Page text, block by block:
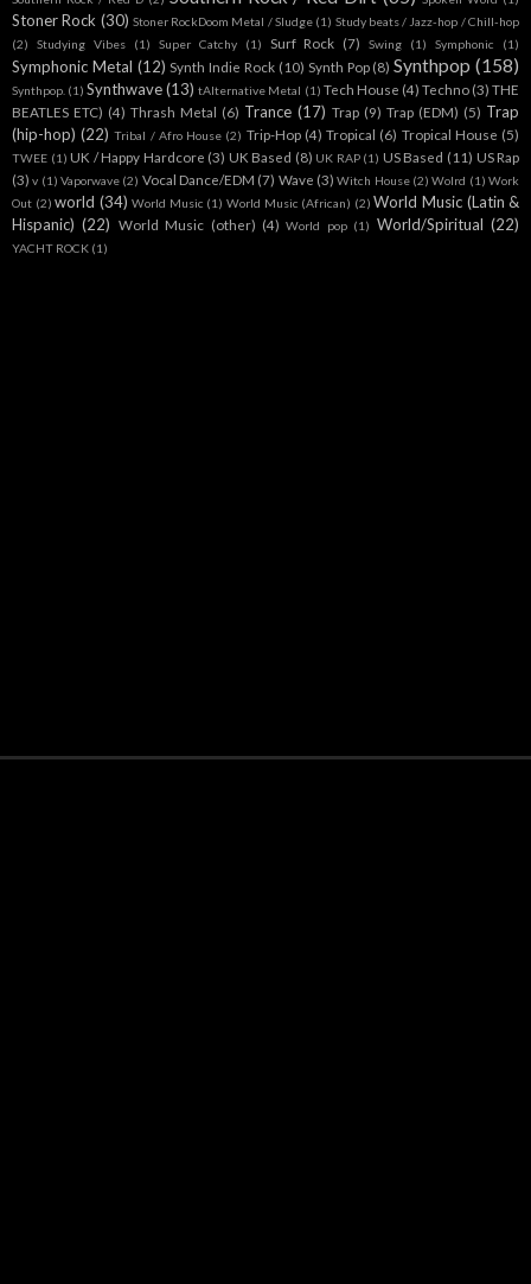
Stoner Rock (30) Stoner RockDoom Metal / Sludge (1) Study beats / Jazz-hop / Chill-hop
(2)
Studying Vibes (1) Super Catchy (1) Surf Rock (7) Swing (1) Symphonic (1)
Symphonic Metal (12) Synth Indie Rock (10) Synth Pop (8) Synthpop (158)
Synthpop. (1) Synthwave (13) tAlternative Metal (1) Tech House (4) Techno (3) THE
BEATLES ETC) (4) Thrash Metal (6) Trance (17) Trap (9) Trap (EDM) (5) Trap
(hip-hop) (22) Tribal / Afro House (2) Trip-Hop (4) Tropical (6) Tropical House (5)
TWEE (1) UK / Happy Hardcore (3) UK Based (8) UK RAP (1) US Based (11) US Rap
(3) v (1) Vaporwave (2) Vocal Dance/EDM (7) Wave (3) Witch House (2) Wolrd (1) Work
Out (2) world (34) World Music (1) World Music (African) (2) World Music (Latin &
Hispanic) (22) World Music (other) (4) World pop (1) World/Spiritual (22)
YACHT ROCK (1)